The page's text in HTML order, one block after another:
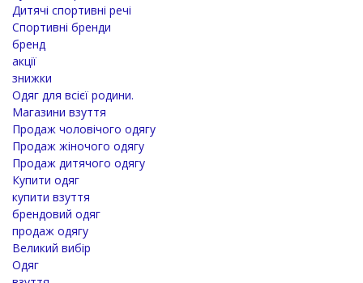
Дитячі спортивні речі
Спортивні бренди
бренд
акції
знижки
Одяг для всієї родини.
Магазини взуття
Продаж чоловічого одягу
Продаж жіночого одягу
Продаж дитячого одягу
Купити одяг
купити взуття
брендовий одяг
продаж одягу
Великий вибір
Одяг